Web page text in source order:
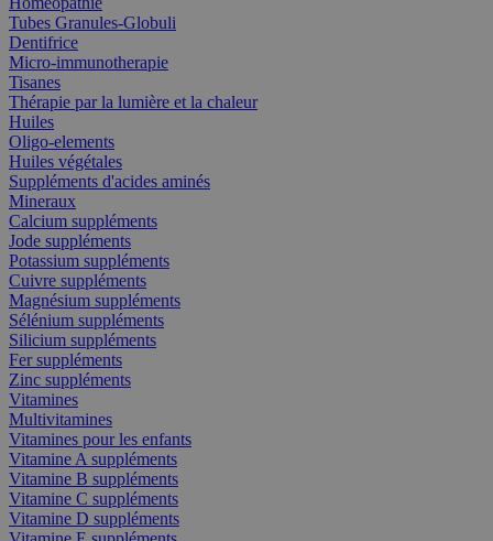
Tubes Granules-Globuli
Dentifrice
Micro-immunotherapie
Tisanes
Thérapie par la lumière et la chaleur
Huiles
Oligo-elements
Huiles végétales
Suppléments d'acides aminés
Mineraux
Calcium suppléments
Jode suppléments
Potassium suppléments
Cuivre suppléments
Magnésium suppléments
Sélénium suppléments
Silicium suppléments
Fer suppléments
Zinc suppléments
Vitamines
Multivitamines
Vitamines pour les enfants
Vitamine A suppléments
Vitamine B suppléments
Vitamine C suppléments
Vitamine D suppléments